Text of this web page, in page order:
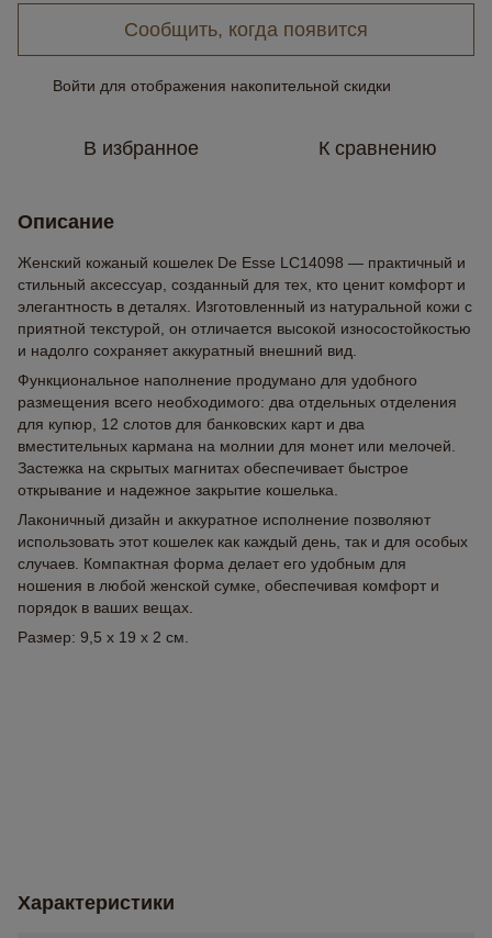
Сообщить, когда появится
Войти для отображения накопительной скидки
В избранное К сравнению
Описание
Женский кожаный кошелек De Esse LC14098 — практичный и
стильный аксессуар, созданный для тех, кто ценит комфорт и
элегантность в деталях. Изготовленный из натуральной кожи с
приятной текстурой, он отличается высокой износостойкостью
и надолго сохраняет аккуратный внешний вид.
Функциональное наполнение продумано для удобного
размещения всего необходимого: два отдельных отделения
для купюр, 12 слотов для банковских карт и два
вместительных кармана на молнии для монет или мелочей.
Застежка на скрытых магнитах обеспечивает быстрое
открывание и надежное закрытие кошелька.
Лаконичный дизайн и аккуратное исполнение позволяют
использовать этот кошелек как каждый день, так и для особых
случаев. Компактная форма делает его удобным для
ношения в любой женской сумке, обеспечивая комфорт и
порядок в ваших вещах.
Размер: 9,5 х 19 х 2 см.
Характеристики